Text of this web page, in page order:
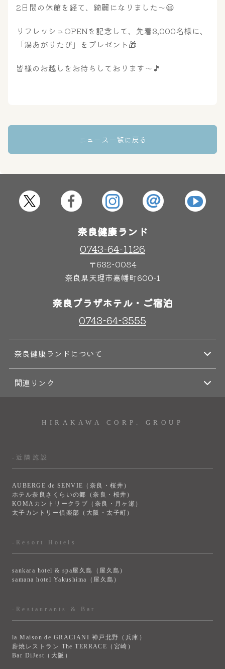
その他施設 ご宿泊
2日間の休館を経て、綺麗になりました～😃
リフレッシュOPENを記念して、先着3,000名様に、
「湯あがりたび」をプレゼント🎁
皆様のお越しをお待ちしております～🎵
ニュース一覧に戻る
奈良健康ランド
0743-64-1126
〒632-0084
奈良県天理市嘉幡町600-1
奈良プラザホテル・ご宿泊
0743-64-3555
奈良健康ランドについて
関連リンク
HIRAKAWA CORP. GROUP
-近隣施設
AUBERGE de SENVIE（奈良・桜井）
ホテル奈良さくらいの郷（奈良・桜井）
KOMAカントリークラブ（奈良・月ヶ瀬）
太子カントリー俱楽部（大阪・太子町）
-Resort Hotels
sankara hotel & spa屋久島（屋久島）
samana hotel Yakushima（屋久島）
-Restaurants & Bar
la Maison de GRACIANI 神戸北野（兵庫）
薪焼レストラン The TERRACE（宮崎）
Bar DiJest（大阪）